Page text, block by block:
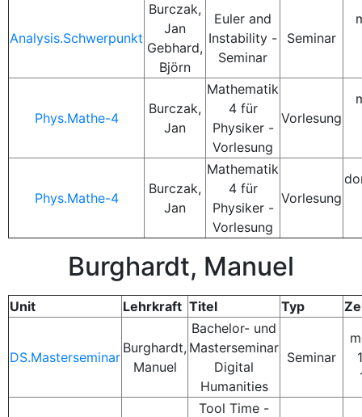
Analysis.Schwerpunkt
Burczak,
Jan
Gebhard,
Björn
Euler and
Instability -
Seminar
Seminar
Phys.Mathe-4
Burczak,
Jan
Mathematik
4 für
Physiker -
Vorlesung
Vorlesung
Phys.Mathe-4
Burczak,
Jan
Mathematik
4 für
Physiker -
Vorlesung
Vorlesung
Burghardt, Manuel
Unit Lehrkraft Titel Typ
DS.Masterseminar
Burghardt,
Manuel
Bachelor- und
Masterseminar
Digital
Humanities
Seminar
Tool Time -